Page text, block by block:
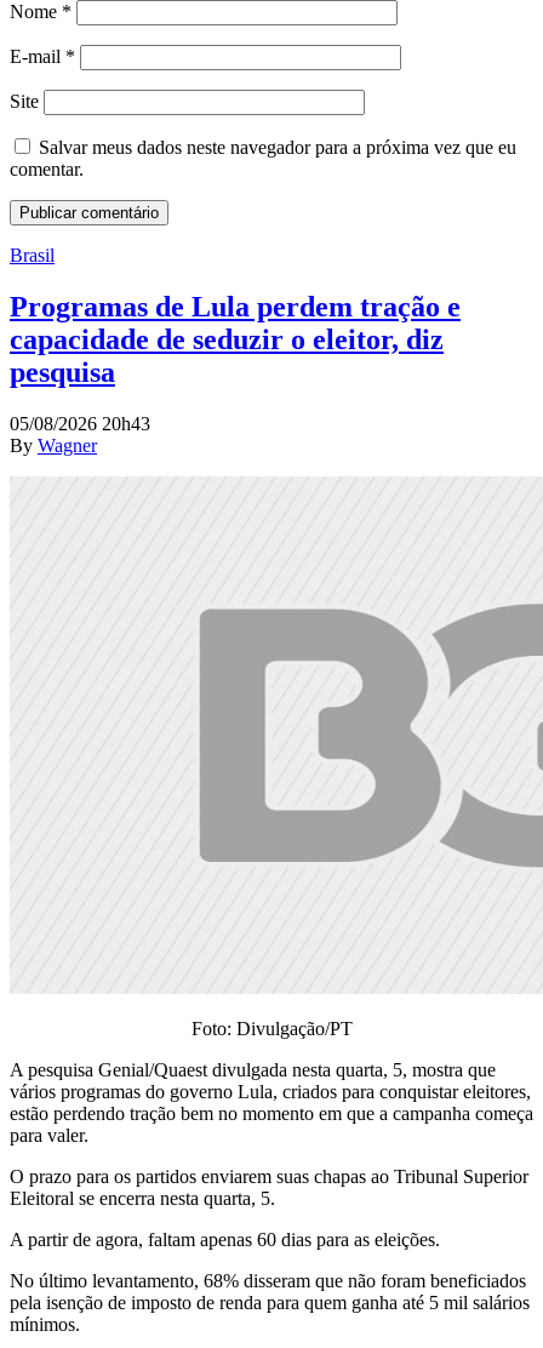
Nome *
E-mail *
Site
Salvar meus dados neste navegador para a próxima vez que eu
comentar.
Brasil
Programas de Lula perdem tração e
capacidade de seduzir o eleitor, diz
pesquisa
05/08/2026 20h43
By Wagner
Foto: Divulgação/PT
A pesquisa Genial/Quaest divulgada nesta quarta, 5, mostra que
vários programas do governo Lula, criados para conquistar eleitores,
estão perdendo tração bem no momento em que a campanha começa
para valer.
O prazo para os partidos enviarem suas chapas ao Tribunal Superior
Eleitoral se encerra nesta quarta, 5.
A partir de agora, faltam apenas 60 dias para as eleições.
No último levantamento, 68% disseram que não foram beneficiados
pela isenção de imposto de renda para quem ganha até 5 mil salários
mínimos.